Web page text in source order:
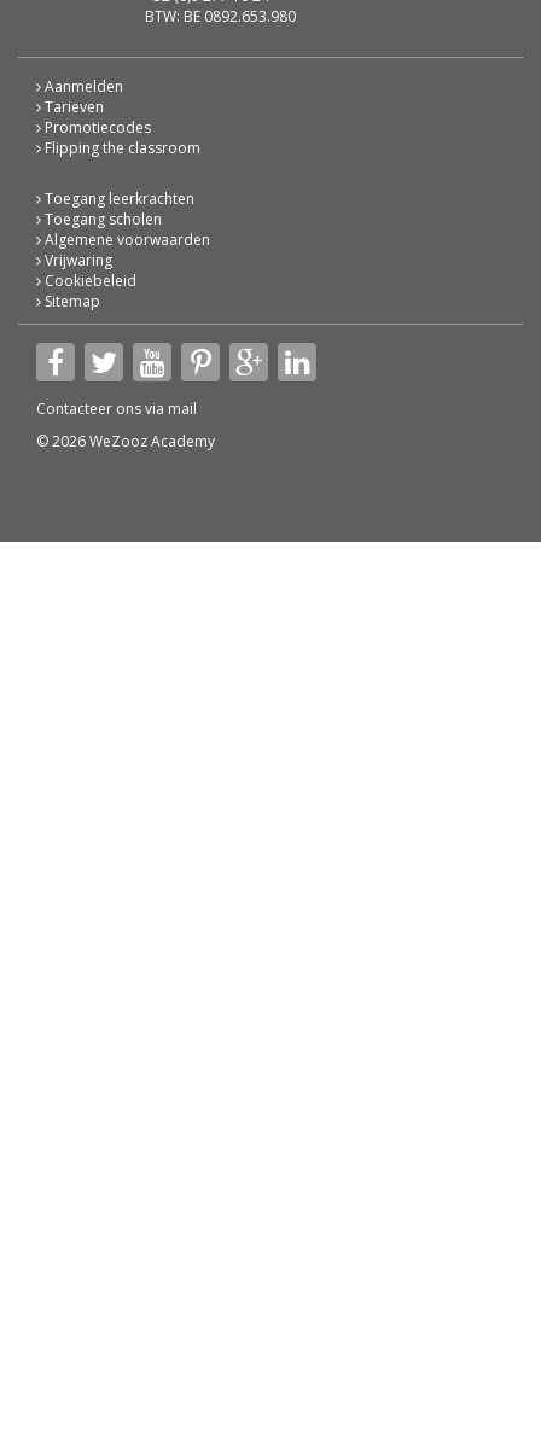
BTW: BE 0892.653.980
Aanmelden
Tarieven
Promotiecodes
Flipping the classroom
Toegang leerkrachten
Toegang scholen
Algemene voorwaarden
Vrijwaring
Cookiebeleid
Sitemap
Contacteer ons via mail
© 2026 WeZooz Academy